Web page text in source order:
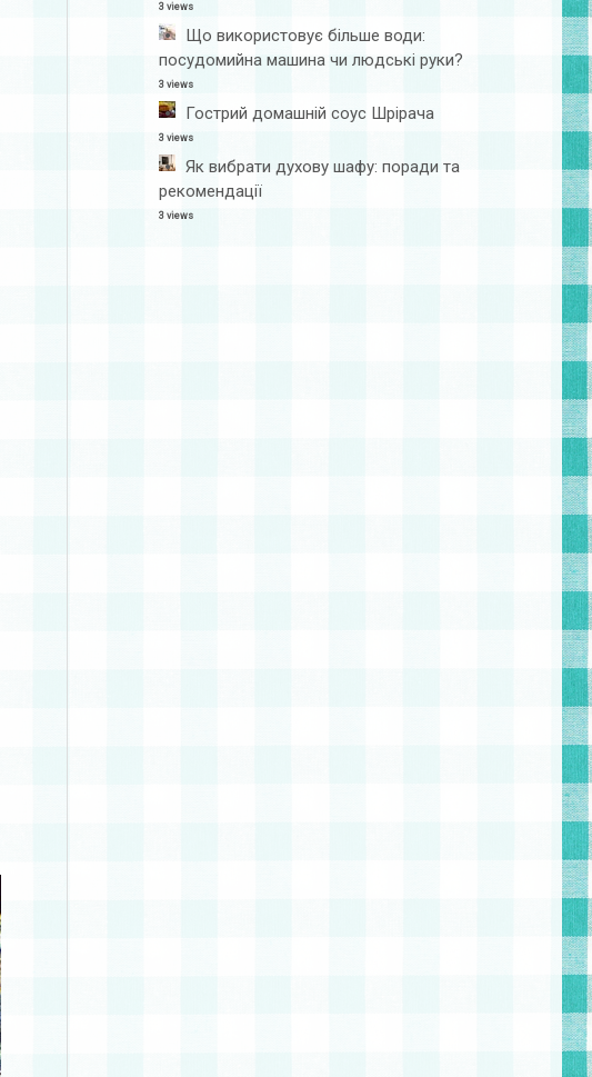
3 views
Що використовує більше води:
посудомийна машина чи людські руки?
3 views
Гострий домашній соус Шрірача
3 views
Як вибрати духову шафу: поради та
рекомендації
3 views